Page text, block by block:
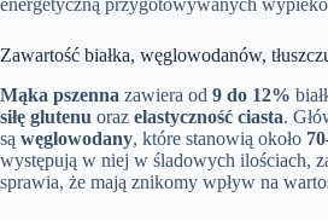
energetyczną przygotowywanych
Zawartość białka, węglowodanów,
Mąka pszenna zawiera od 9 do 12%
siłę glutenu oraz elastyczność ciasta.
są węglowodany, które stanowią około
występują w niej w śladowych ilościach,
sprawia, że mają znikomy wpływ na